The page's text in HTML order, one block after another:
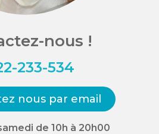
nous !
233-534
nous par email
de 10h à 20h00